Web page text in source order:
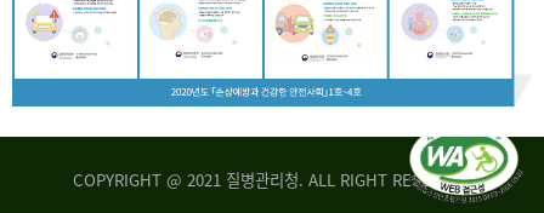
COPYRIGHT @ 2021 질병관리청. ALL RIGHT RESERVED